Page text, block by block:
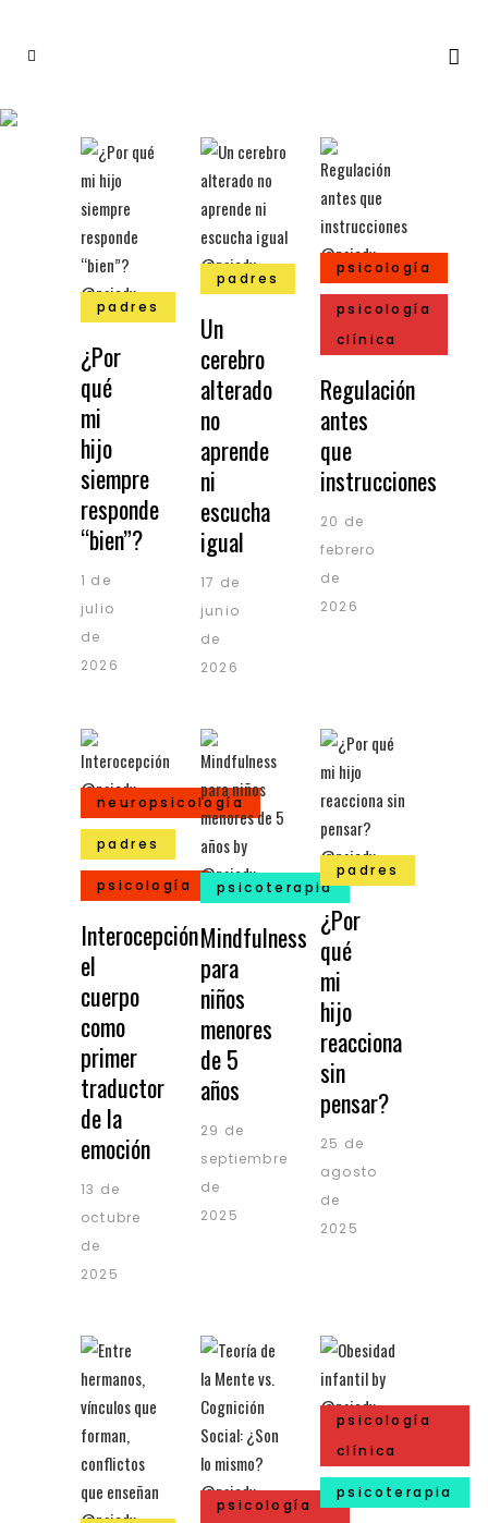
padres
¿Por
qué
mi
hijo
siempre
responde
“bien”?
1 de
julio
de
2026
padres
Un
cerebro
alterado
no
aprende
ni
escucha
igual
17 de
junio
de
2026
psicología
psicología
clínica
Regulación
antes
que
instrucciones
20 de
febrero
de
2026
neuropsicología
padres
psicología
Interocepción
el
cuerpo
como
primer
traductor
de la
emoción
13 de
octubre
de
2025
psicoterapia
Mindfulness
para
niños
menores
de 5
años
29 de
septiembre
de
2025
padres
¿Por
qué
mi
hijo
reacciona
sin
pensar?
25 de
agosto
de
2025
psicología
psicología
clínica
psicoterapia